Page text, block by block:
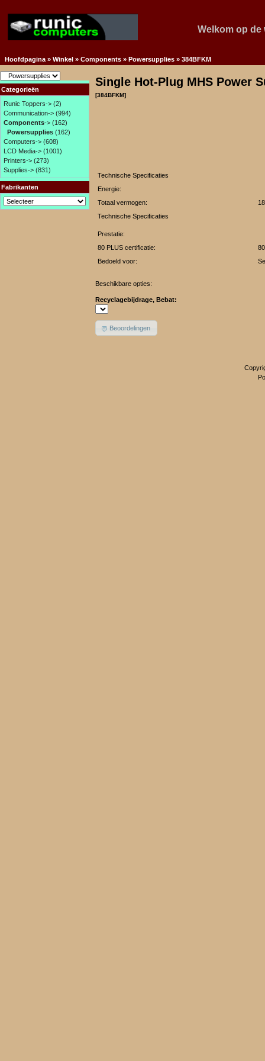
Welkom op
Hoofdpagina » Winkel » Components » Powersupplies » 384BFKM
Categorieën
Runic Toppers-> (2)
Communication-> (994)
Components-> (162)
Powersupplies (162)
Computers-> (608)
LCD Media-> (1001)
Printers-> (273)
Supplies-> (831)
Fabrikanten
Single Hot-Plug MHS Power
[384BFKM]
Technische Specificaties
Energie:
Totaal vermogen:
Technische Specificaties
Prestatie:
80 PLUS certificatie:
Bedoeld voor:
Beschikbare opties:
Recyclagebijdrage, Bebat:
Beoordelingen